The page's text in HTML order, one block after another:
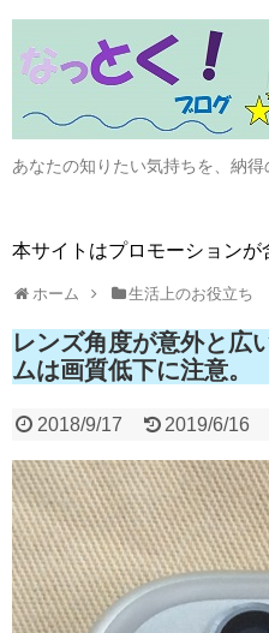
あなたの知りたい気持ちを、納得
本サイトはプロモーションが
ホーム 生活上のお役立ち
レンズ角度が意外と広
ムは画質低下に注意。
2018/9/17 2019/6/16